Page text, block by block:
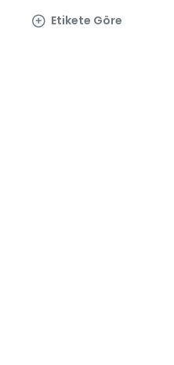
Etikete Göre